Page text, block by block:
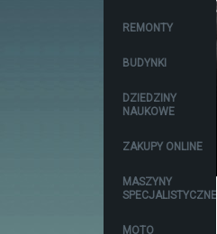
REMONTY
BUDYNKI
DZIEDZINY
NAUKOWE
ZAKUPY ONLINE
MASZYNY
SPECJALISTYCZNE
MOTO